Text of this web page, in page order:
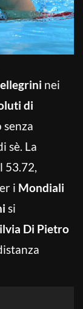
nei
di
sè. La
53.72,
i Mondiali
si
Di Pietro